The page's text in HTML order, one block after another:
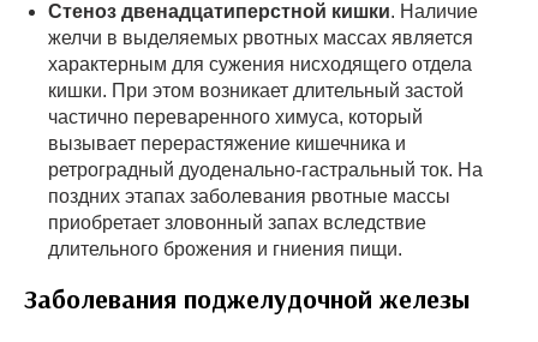
Стеноз двенадцатиперстной кишки. Наличие
желчи в выделяемых рвотных массах является
характерным для сужения нисходящего отдела
кишки. При этом возникает длительный застой
частично переваренного химуса, который
вызывает перерастяжение кишечника и
ретроградный дуоденально-гастральный ток. На
поздних этапах заболевания рвотные массы
приобретает зловонный запах вследствие
длительного брожения и гниения пищи.
Заболевания поджелудочной железы